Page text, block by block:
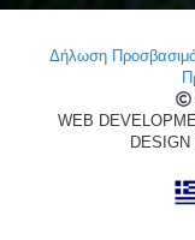
Δήλωση
WEB
DESIGN